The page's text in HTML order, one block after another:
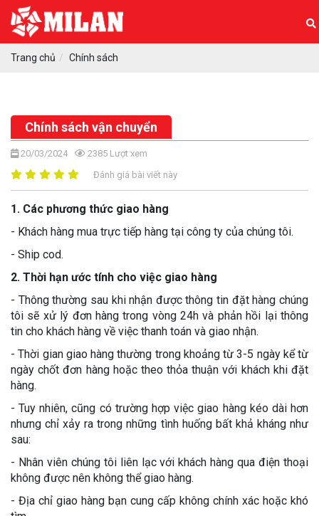
Trang chủ Chính sách
Chính sách vận chuyển
20/03/2024 2385 Lượt xem
Đánh giá bài viết này
1. Các phương thức giao hàng
- Khách hàng mua trực tiếp hàng tại công ty của chúng tôi.
- Ship cod.
2. Thời hạn ước tính cho việc giao hàng
- Thông thường sau khi nhận được thông tin đặt hàng chúng
tôi sẽ xử lý đơn hàng trong vòng 24h và phản hồi lại thông
tin cho khách hàng về việc thanh toán và giao nhận.
- Thời gian giao hàng thường trong khoảng từ 3-5 ngày kể từ
ngày chốt đơn hàng hoặc theo thỏa thuận với khách khi đặt
hàng.
- Tuy nhiên, cũng có trường hợp việc giao hàng kéo dài hơn
nhưng chỉ xảy ra trong những tình huống bất khả kháng như
sau:
- Nhân viên chúng tôi liên lạc với khách hàng qua điện thoại
không được nên không thể giao hàng.
- Địa chỉ giao hàng bạn cung cấp không chính xác hoặc khó